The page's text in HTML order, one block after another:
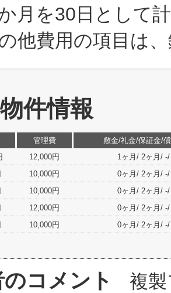
月を30日として
他費用の項目は
件情報
管理費
敷金/礼金/保証金/
12,000円
1ヶ月/ 2ヶ月/
10,000円
0ヶ月/ 2ヶ月/
10,000円
0ヶ月/ 2ヶ月/
12,000円
0ヶ月/ 2ヶ月/
10,000円 0ヶ月/ 2ヶ月/
コメント 複